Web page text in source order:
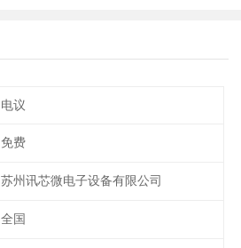
电议
免费
苏州讯芯微电子设备有限公司
全国